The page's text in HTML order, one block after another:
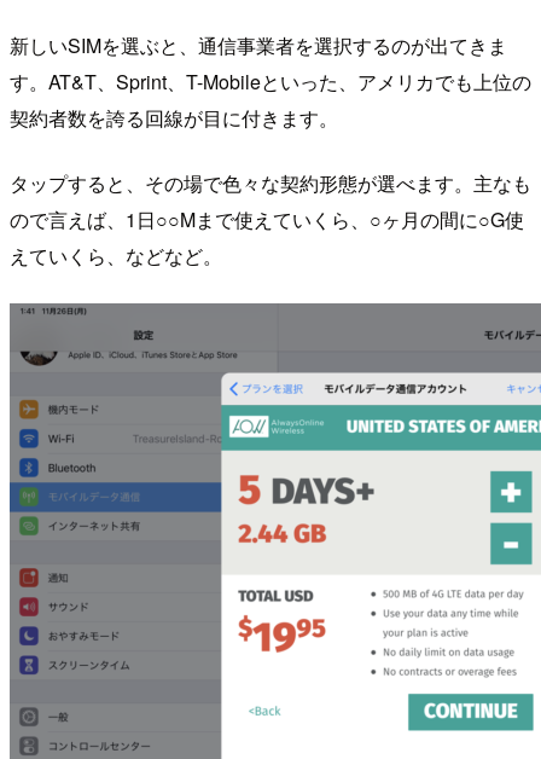
新しいSIMを選ぶと、通信事業者を選択するのが出てきま
す。AT&T、Sprint、T-Mobileといった、アメリカでも上位の
契約者数を誇る回線が目に付きます。
タップすると、その場で色々な契約形態が選べます。主なも
ので言えば、1日○○Mまで使えていくら、○ヶ月の間に○G使
えていくら、などなど。